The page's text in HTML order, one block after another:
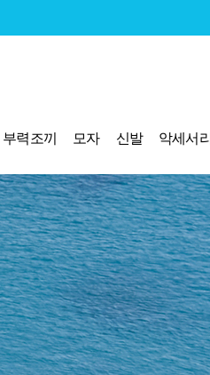
부력조끼 모자 신발 악세서리